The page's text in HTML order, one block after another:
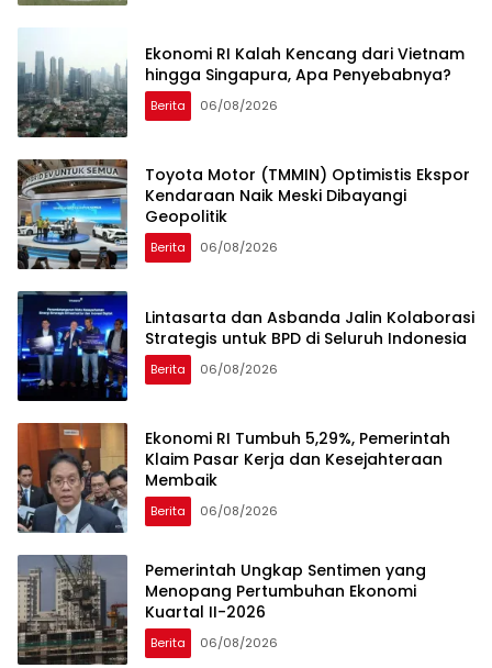
Ekonomi RI Kalah Kencang dari Vietnam
hingga Singapura, Apa Penyebabnya?
Berita 06/08/2026
Toyota Motor (TMMIN) Optimistis Ekspor
Kendaraan Naik Meski Dibayangi
Geopolitik
Berita 06/08/2026
Lintasarta dan Asbanda Jalin Kolaborasi
Strategis untuk BPD di Seluruh Indonesia
Berita 06/08/2026
Ekonomi RI Tumbuh 5,29%, Pemerintah
Klaim Pasar Kerja dan Kesejahteraan
Membaik
Berita 06/08/2026
Pemerintah Ungkap Sentimen yang
Menopang Pertumbuhan Ekonomi
Kuartal II-2026
Berita 06/08/2026